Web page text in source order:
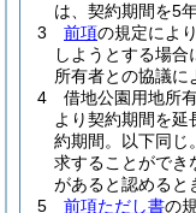
は、契約期間を5
3
前項の規定によ
しようとする場
所有者との協議に
4
借地公園用地所有
より契約期間を
約期間。以下同じ
求することができ
があると認めると
5
前項ただし書の